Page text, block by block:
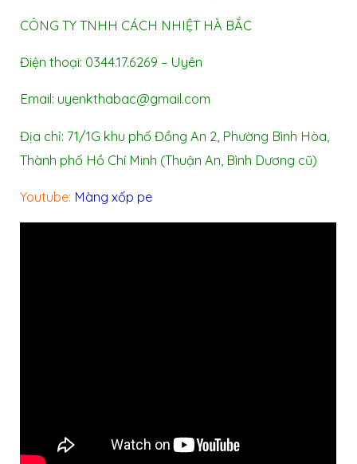
CÔNG TY TNHH CÁCH NHIỆT HÀ BẮC
Điện thoại: 0344.17.6269 – Uyên
Email: uyenkthabac@gmail.com
Địa chỉ: 71/1G khu phố Đồng An 2, Phường Bình Hòa,
Thành phố Hồ Chí Minh (Thuận An, Bình Dương cũ)
Youtube: Màng xốp pe